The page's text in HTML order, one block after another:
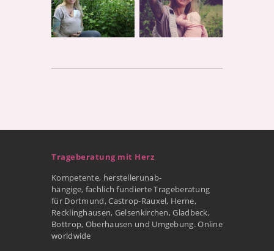
Trageberatung mit Herz
Kompetente, herstellerunab-
hängige, fachlich fundierte Trageberatung
für Dortmund, Castrop-Rauxel, Herne,
Recklinghausen, Gelsenkirchen, Gladbeck,
Bottrop, Oberhausen und Umgebung. Online
worldwide